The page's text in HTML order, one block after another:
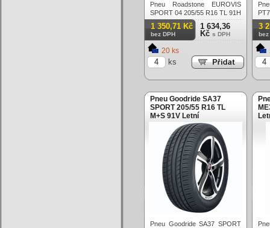
Pneu Roadstone EUROVIS
SPORT 04 205/55 R16 TL 91H
Letní
1 350,71 Kč
bez DPH
1 634,36
Kč s DPH
20 ks
ks
3
bez
Pneu Goodride SA37
SPORT 205/55 R16 TL
M+S 91V Letní
Pneu Goodride SA37 SPORT